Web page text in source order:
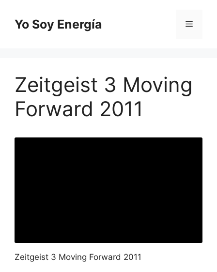
contenido
Yo Soy Energía Menú
Zeitgeist 3 Moving
Forward 2011
Zeitgeist 3 Moving Forward 2011